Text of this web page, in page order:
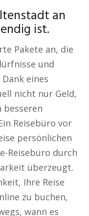
an
ist.
Pakete an, die
und
eines
nicht nur Geld,
besseren
Reisebüro vor
persönlichen
Reisebüro durch
überzeugt.
Ihre Reise
zu buchen,
wann es